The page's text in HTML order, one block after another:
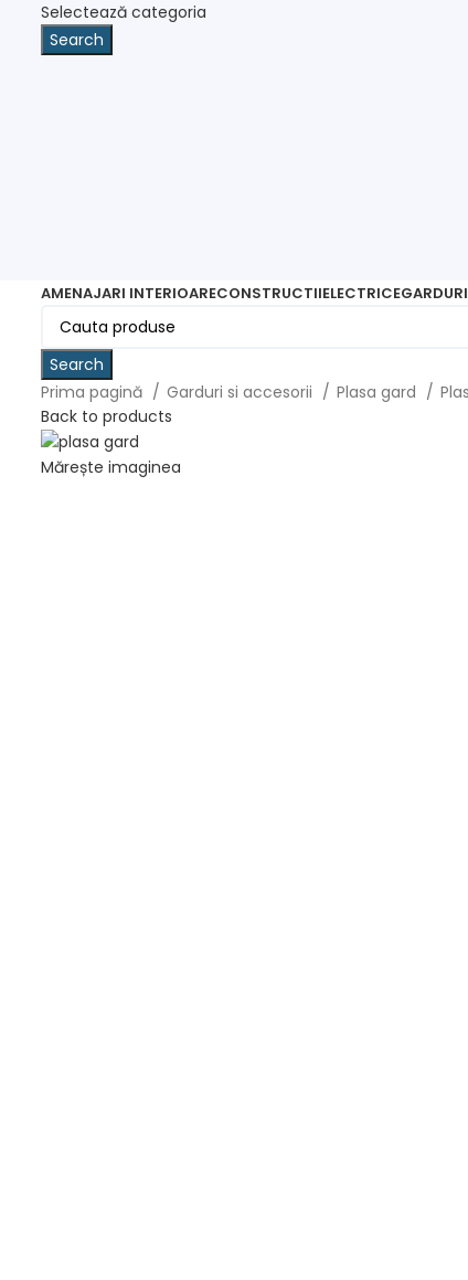
Selectează categoria
Search
AMENAJARI INTERIOARECONSTRUCTIIELECTRICE
Search
Prima pagină
Garduri si accesorii Plasa gard
Back to products
Mărește imaginea